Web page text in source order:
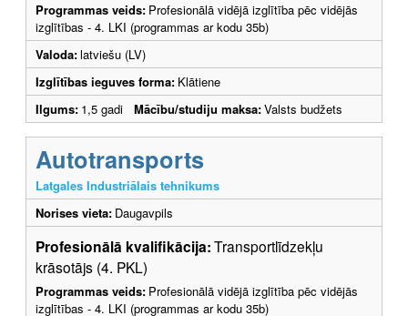
Programmas veids: Profesionālā vidējā izglītība pēc vidējās
izglītības - 4. LKI (programmas ar kodu 35b)
Valoda:latviešu (LV)
Izglītības ieguves forma: Klātiene
Ilgums: 1,5 gadi Mācību/studiju maksa:Valsts budžets
Autotransports
Latgales Industriālais tehnikums
Norises vieta: Daugavpils
Profesionālā kvalifikācija:Transportlīdzekļu
krāsotājs (4. PKL)
Programmas veids: Profesionālā vidējā izglītība pēc vidējās
izglītības - 4. LKI (programmas ar kodu 35b)